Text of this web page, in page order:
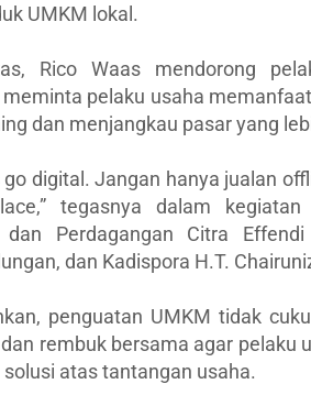
UMKM lokal.
Rico Waas mendorong
pelaku usaha
dan menjangkau pasar yang
go digital. Jangan hanya jualan
tegasnya dalam
dan Perdagangan Citra
dan Kadispora H.T.
penguatan UMKM tidak
rembuk bersama agar pelaku
atas tantangan usaha.